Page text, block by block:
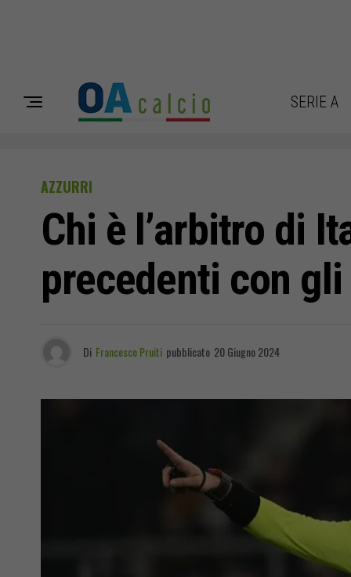
SERIE A
AZZURRI
Chi è l’arbitro di
precedenti con
Di Francesco Pruiti pubblicato 20 Giugno 2024